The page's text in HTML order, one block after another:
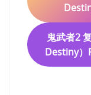
鬼武者2
Destiny）